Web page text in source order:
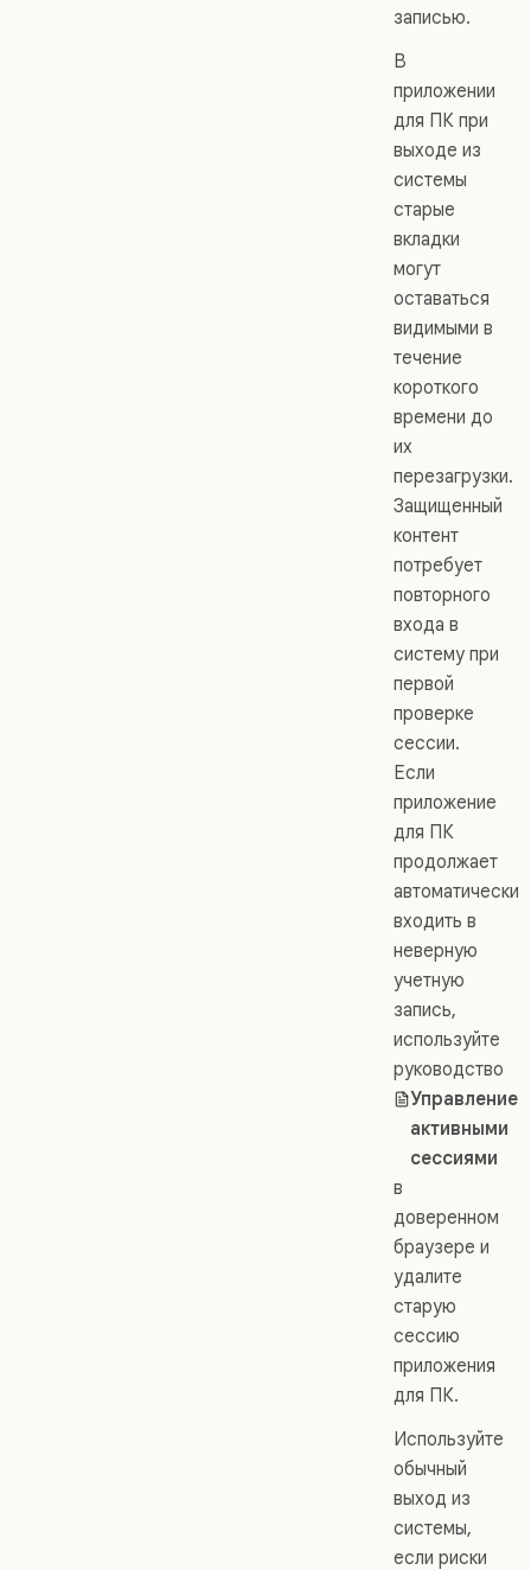
записью.
В
приложении
для ПК при
выходе из
системы
старые
вкладки
могут
оставаться
видимыми в
течение
короткого
времени до
их
перезагрузки.
Защищенный
контент
потребует
повторного
входа в
систему при
первой
проверке
сессии.
Если
приложение
для ПК
продолжает
автоматически
входить в
неверную
учетную
запись,
используйте
руководство
Управление
активными
сессиями
в
доверенном
браузере и
удалите
старую
сессию
приложения
для ПК.
Используйте
обычный
выход из
системы,
если риски